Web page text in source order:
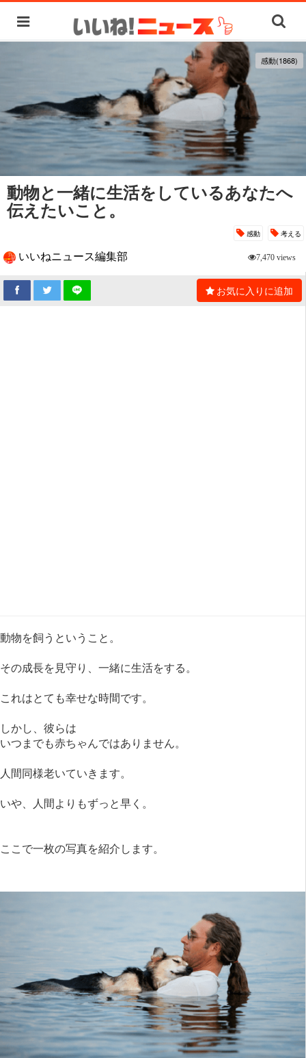
感動(1868)
動物と一緒に生活をしているあなたへ
伝えたいこと。
感動 考える
いいねニュース編集部 7,470 views
お気に入りに追加
動物を飼うということ。
その成長を見守り、一緒に生活をする。
これはとても幸せな時間です。
しかし、彼らは
いつまでも赤ちゃんではありません。
人間同様老いていきます。
いや、人間よりもずっと早く。
ここで一枚の写真を紹介します。